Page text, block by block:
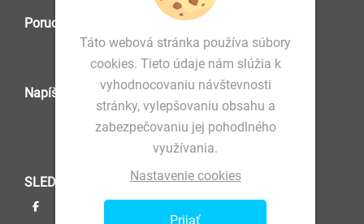
Poruchová služba
Napíšte nám
SLEDUJTE NÁS
Táto webová stránka používa súbory
cookies. Tieto údaje nám slúžia k
vyhodnocovaniu návštevnosti
stránky, vylepšovaniu obsahu a
zabezpečovaniu jej pohodlného
využívania.
Nastavenie cookies
Prijať